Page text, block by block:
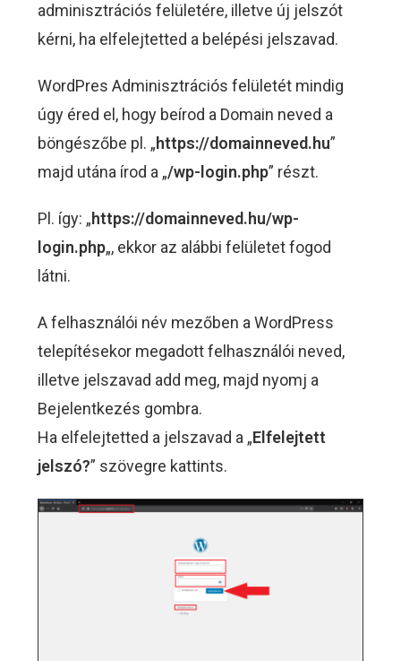
adminisztrációs felületére, illetve új jelszót
kérni, ha elfelejtetted a belépési jelszavad.
WordPres Adminisztrációs felületét mindig
úgy éred el, hogy beírod a Domain neved a
böngészőbe pl. „https://domainneved.hu”
majd utána írod a „/wp-login.php” részt.
Pl. így: „https://domainneved.hu/wp-
login.php„, ekkor az alábbi felületet fogod
látni.
A felhasználói név mezőben a WordPress
telepítésekor megadott felhasználói neved,
illetve jelszavad add meg, majd nyomj a
Bejelentkezés gombra.
Ha elfelejtetted a jelszavad a „Elfelejtett
jelszó?” szövegre kattints.